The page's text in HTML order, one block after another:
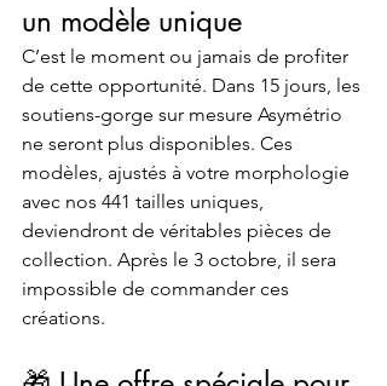
un modèle unique
C’est le moment ou jamais de profiter
de cette opportunité. Dans 15 jours, les
soutiens-gorge sur mesure Asymétrio
ne seront plus disponibles. Ces
modèles, ajustés à votre morphologie
avec nos 441 tailles uniques,
deviendront de véritables pièces de
collection. Après le 3 octobre, il sera
impossible de commander ces
créations.